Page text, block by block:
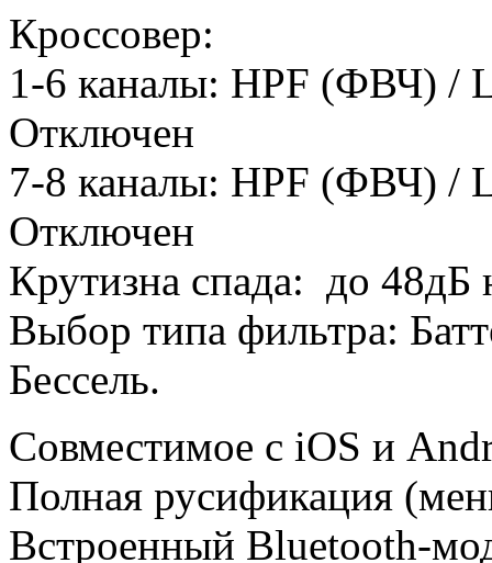
Кроссовер:
1-6 каналы: HPF (ФВЧ)
Отключен
7-8 каналы: HPF (ФВЧ)
Отключен
Крутизна спада: до 48дБ
Выбор типа фильтра:
Бессель.
Совместимое с iOS и
Полная русификация
Встроенный Bluetooth-